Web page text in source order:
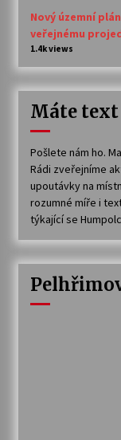
Nový územní
veřejnému
1.4k views
Máte text
Pošlete nám ho.
Rádi zveřejníme
upoutávky na
rozumné míře i
týkající se